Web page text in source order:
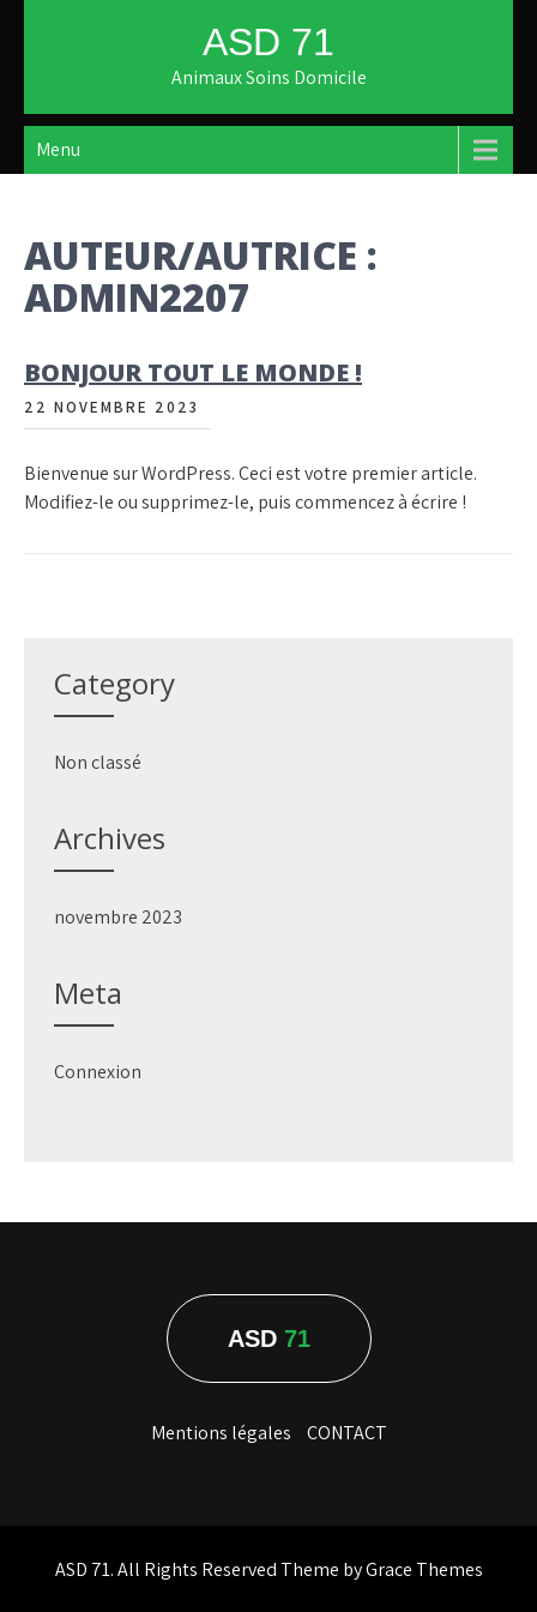
ASD 71
Animaux Soins Domicile
Menu
AUTEUR/AUTRICE :
ADMIN2207
BONJOUR TOUT LE MONDE !
22 NOVEMBRE 2023
Bienvenue sur WordPress. Ceci est votre premier article.
Modifiez-le ou supprimez-le, puis commencez à écrire !
Category
Non classé
Archives
novembre 2023
Meta
Connexion
ASD 71
Mentions légales CONTACT
ASD 71. All Rights Reserved Theme by Grace Themes